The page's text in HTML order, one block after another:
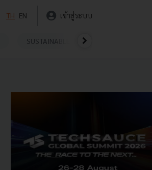
TH EN เข้าสู่ระบบ
SUSTAINABLE